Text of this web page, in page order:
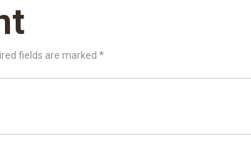
fields are marked *